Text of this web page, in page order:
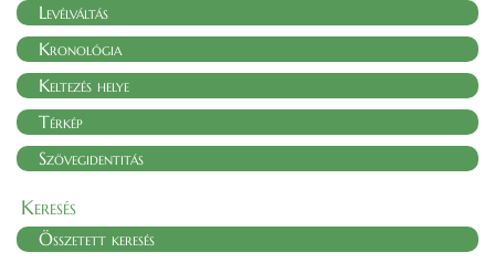
Levélváltás
Kronológia
Keltezés helye
Térkép
Szövegidentitás
Keresés
Összetett keresés